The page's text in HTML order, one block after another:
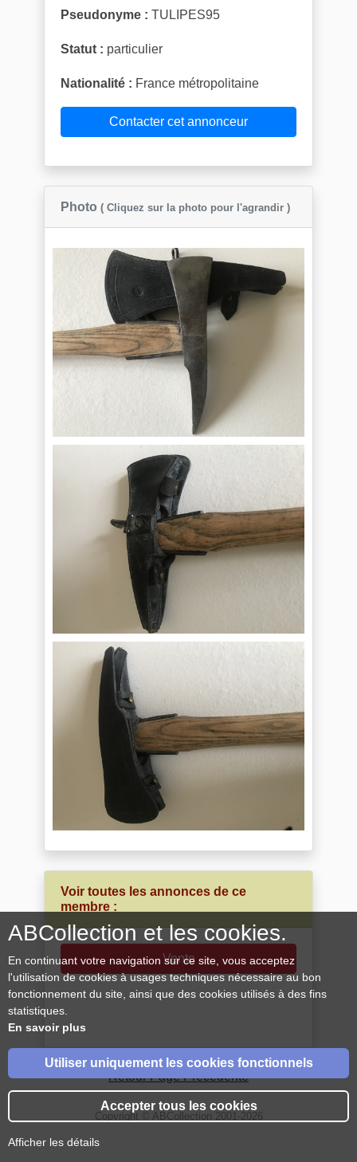
Pseudonyme : TULIPES95
Statut : particulier
Nationalité : France métropolitaine
Contacter cet annonceur
Photo ( Cliquez sur la photo pour l'agrandir )
Voir toutes les annonces de ce
membre :
Vente
Retour Page Précédente
Copyright © ABCollection 2001-2026
ABCollection et les cookies.
En continuant votre navigation sur ce site, vous acceptez
l'utilisation de cookies à usages techniques nécessaire au bon
fonctionnement du site, ainsi que des cookies utilisés à des fins
statistiques.
En savoir plus
Utiliser uniquement les cookies fonctionnels
Accepter tous les cookies
Afficher les détails